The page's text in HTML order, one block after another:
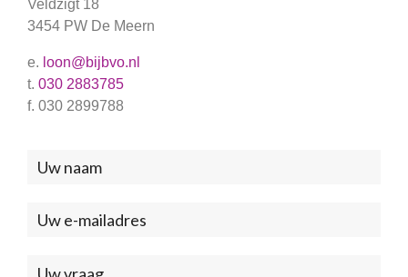
Veldzigt 18
3454 PW De Meern
e. loon@bijbvo.nl
t. 030 2883785
f. 030 2899788
Neem
met
ons